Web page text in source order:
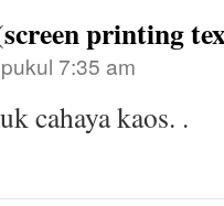
printing
7:35 am
cahaya kaos. .